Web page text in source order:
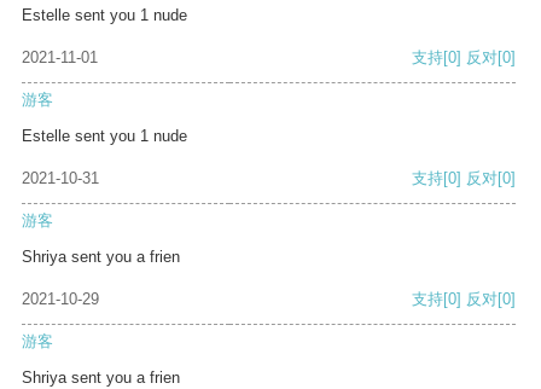
Estelle sent you 1 nude
2021-11-01 支持[0] 反对[0]
游客
Estelle sent you 1 nude
2021-10-31 支持[0] 反对[0]
游客
Shriya sent you a frien
2021-10-29 支持[0] 反对[0]
游客
Shriya sent you a frien